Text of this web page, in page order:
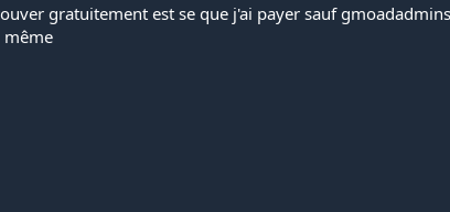
gratuitement est se que j'ai payer sauf
même